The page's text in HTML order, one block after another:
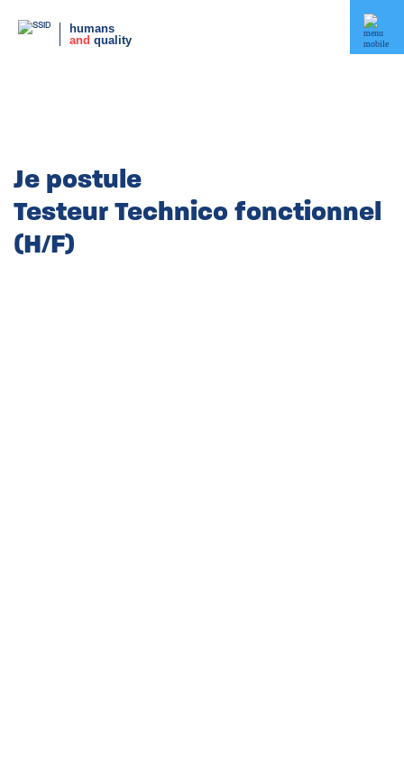
humans
and quality
Je postule
Testeur Technico fonctionnel
(H/F)